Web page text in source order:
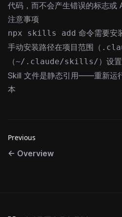
代码，而不会产生错误的标志或
注意事项
npx skills add 命令需要安
手动安装路径在项目范围（
（~/.claude/skills/）设
Skill 文件是静态引用——重新运
本
Previous
← Overview